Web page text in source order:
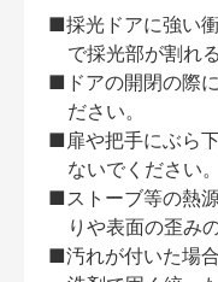
■採光ドアに強い
で採光部が割れ
■ドアの開閉の際
ださい。
■扉や把手にぶら
ないでください。
■ストーブ等の熱
りや表面の歪み
■汚れが付いた場